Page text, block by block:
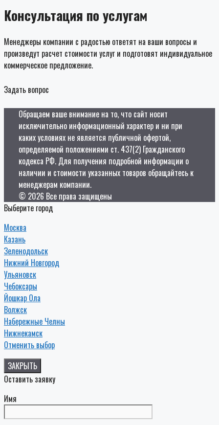
Консультация по услугам
Менеджеры компании с радостью ответят на ваши вопросы и
произведут расчет стоимости услуг и подготовят индивидуальное
коммерческое предложение.
Задать вопрос
Обращаем ваше внимание на то, что сайт носит
исключительно информационный характер и ни при
каких условиях не является публичной офертой,
определяемой положениями ст. 437(2) Гражданского
кодекса РФ. Для получения подробной информации о
наличии и стоимости указанных товаров обращайтесь к
менеджерам компании.
© 2026 Все права защищены
Выберите город
Москва
Казань
Зеленодольск
Нижний Новгород
Ульяновск
Чебоксары
Йошкар Ола
Волжск
Набережные Челны
Нижнекамск
Отменить выбор
ЗАКРЫТЬ
Оставить заявку
Имя